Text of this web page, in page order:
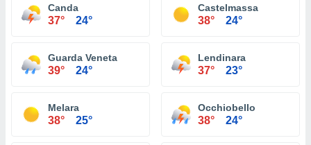
Canda
37° 24°
Castelmassa
38° 24°
Guarda Veneta
39° 24°
Lendinara
37° 23°
Melara
38° 25°
Occhiobello
38° 24°